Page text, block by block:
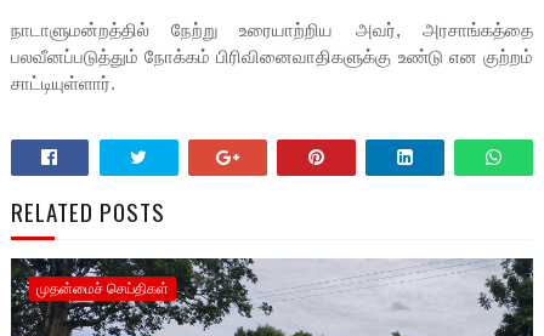
நாடாளுமன்றத்தில் நேற்று உரையாற்றிய அவர், அரசாங்கத்தை
பலவீனப்படுத்தும் நோக்கம் பிரிவினைவாதிகளுக்கு உண்டு என குற்றம்
சாட்டியுள்ளார்.
RELATED POSTS
முதன்மைச் செய்திகள்